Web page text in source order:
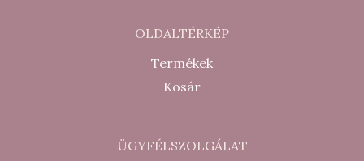
OLDALTÉRKÉP
Termékek
Kosár
ÜGYFÉLSZOLGÁLAT